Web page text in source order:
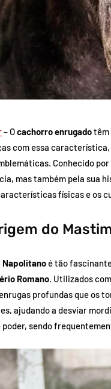
– Ocachorro enrugadotêm
com essa característica,
Conhecido
mas também pela sua
físicas e os
do
Napolitanoé tão
Romano. Utilizados
profundas que os
ajudando a desviar
poder, sendo